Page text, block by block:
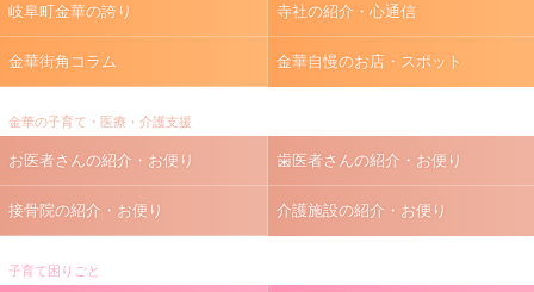
岐阜町金華の誇り 寺社の紹介・心通信
金華街角コラム 金華自慢のお店・スポット
金華の子育て・医療・介護支援
お医者さんの紹介・お便り 歯医者さんの紹介・お便り
接骨院の紹介・お便り 介護施設の紹介・お便り
子育て困りごと